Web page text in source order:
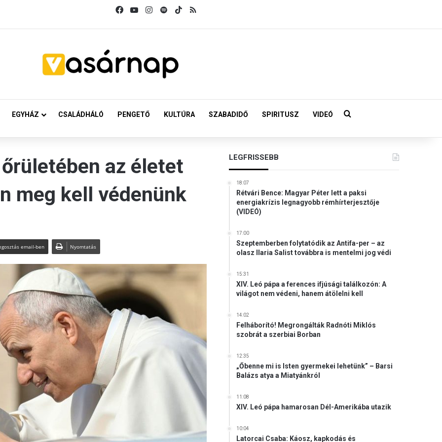
FacebookYouTubeInstagram
SpotifyTikTok
EGYHÁZ CSALÁDHÁLÓ PENGETŐ KULTÚRA SZABADIDŐ SPIRITUSZ VIDEÓ Keresés:
az életet
meg kell védenünk
email-ben Nyomtatás
LEGFRISSEBB
18:07
Rétvári Bence: Magyar Péter lett a paksi
energiakrízis legnagyobb rémhírterjesztője
(VIDEÓ)
17:00
Szeptemberben folytatódik az Antifa-per – az
olasz Ilaria Salist továbbra is mentelmi jog védi
15:31
XIV. Leó pápa a ferences ifjúsági találkozón: A
világot nem védeni, hanem átölelni kell
14:02
Felháborító! Megrongálták Radnóti Miklós
szobrát a szerbiai Borban
12:35
„Őbenne mi is Isten gyermekei lehetünk” – Barsi
Balázs atya a Miatyánkról
11:08
XIV. Leó pápa hamarosan Dél-Amerikába utazik
10:04
Latorcai Csaba: Káosz, kapkodás és